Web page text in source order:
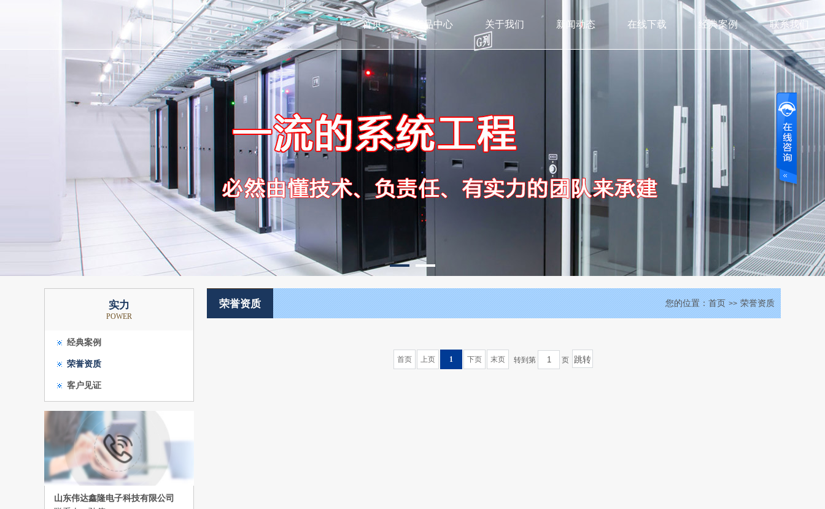
首页 产品中心 关于我们 新闻动态 在线下载 经典案例 联系我们
实力
POWER
经典案例
荣誉资质
客户见证
山东伟达鑫隆电子科技有限公司
您的位置：首页 >> 荣誉资质
荣誉资质
首页 上页 1 下页 末页 转到第 页